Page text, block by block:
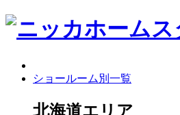
ショールーム別一覧
北海道エリア